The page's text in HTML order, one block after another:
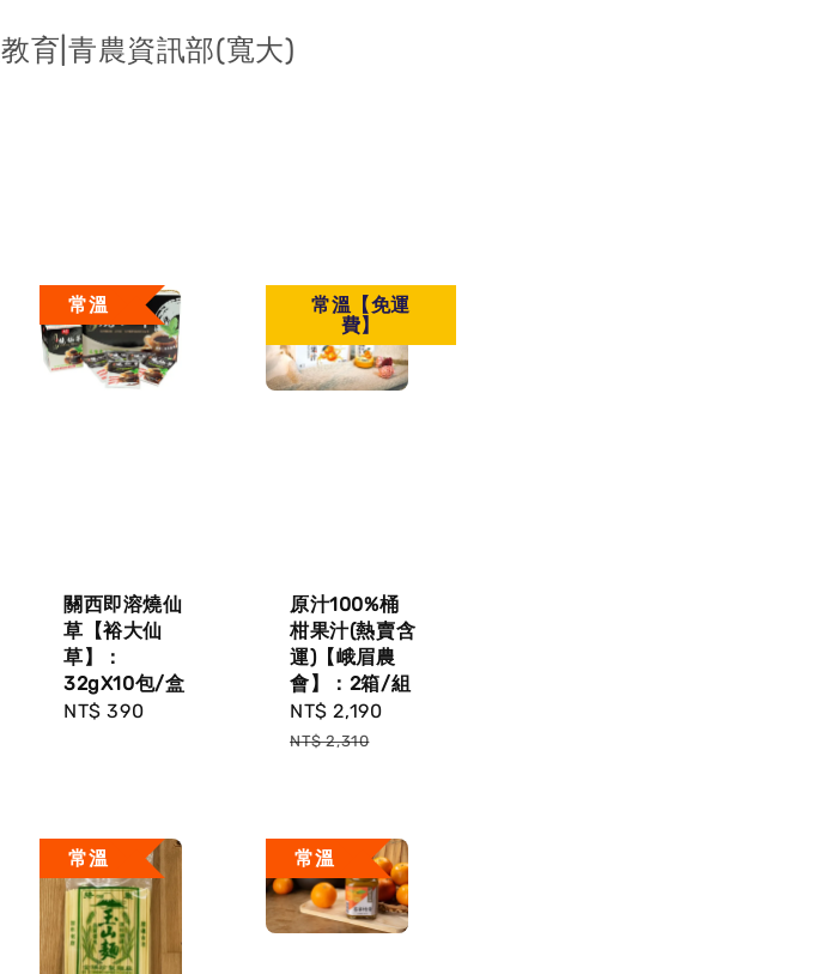
育|青農資訊部(寬大)
常溫
關西即溶燒仙
草【裕大仙
草】：
32gX10包/盒
Regular
NT$ 390
常溫【免運
費】
原汁100%桶
柑果汁(熱賣含
運)【峨眉農
會】：2箱/組
Sale
price
NT$ 2,190
NT$ 2,310
常溫 常溫